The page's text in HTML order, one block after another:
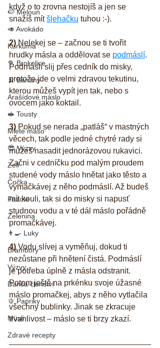
🍉 Meloun
🥑 Avokádo
Kurkuma
🥦 Brokolice
🍌 Banány
Arašídové máslo
🥪 Tousty
Mleté maso
😎 Výzvy
Zelí
Čočka
Fazole
Zelenina
👨‍🍳 Luky
Brambory
Výzvy
Danča členství
🫑 Papriky
Müsli
Zdravé recepty
když o to zrovna nestojíš a jen se
snažíš mít šlehačku tuhou :-).
2) Nelekej se – začnou se ti tvořit
hrudky másla a oddělovat se podmáslí.
Podmáslí slij přes cedník do misky,
protože jde o velmi zdravou tekutinu,
kterou můžeš vypít jen tak, nebo s
ovocem jako koktail.
3) Pokud se nerada „patláš“ v mastných
věcech, tak podle jedné chytré rady si
můžeš nasadit jednorázovou rukavici.
Začni v cedníčku pod malým proudem
studené vody máslo hnětat jako těsto a
vymačkávej z něho podmáslí. Až budeš
mít kouli, tak si do misky si napusť
studnou vodu a v té dál máslo pořádně
promačkávej.
4) Vodu slívej a vyměňuj, dokud ti
nezůstane při hnětení čistá. Podmáslí
je potřeba úplně z másla odstranit.
Potom ještě na prkénku svoje úžasné
máslo promačkej, abys z něho vytlačila
všechny bublinky. Jinak se zkracuje
trvanlivost – máslo se ti brzy zkazí.